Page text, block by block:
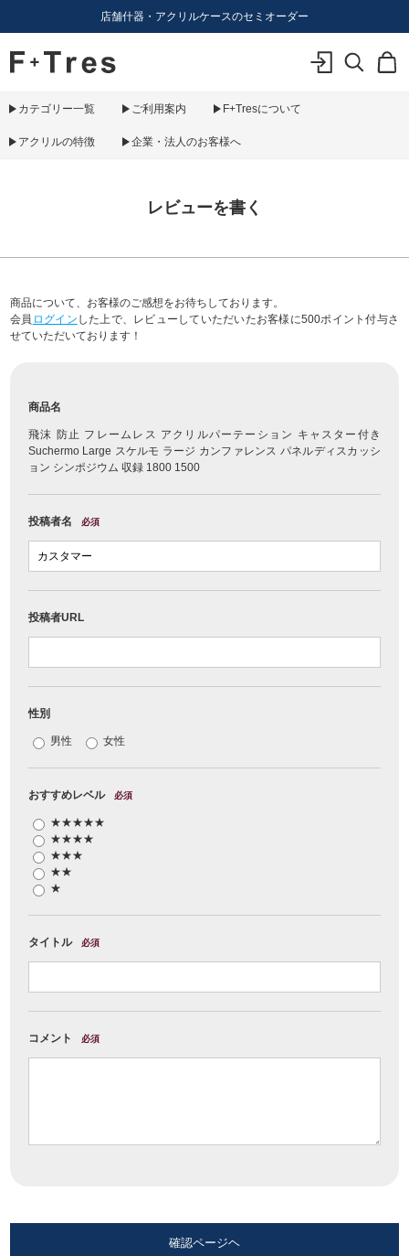
F+Tres｜エフ プラス トレス｜material figure experience
店舗什器・アクリルケースのセミオーダー
カテゴリー一覧 ご利用案内 F+Tresについて
アクリルの特徴 企業・法人のお客様へ
レビューを書く
商品について、お客様のご感想をお待ちしております。
会員 ログイン した上で、レビューしていただいたお客様に500ポイント付与さ
せていただいております！
商品名
飛沫 防止 フレームレス アクリルパーテーション キャスター付き
Suchermo Large スケルモ ラージ カンファレンス パネルディスカッシ
ョン シンポジウム 収録 1800 1500
投稿者名 必須
投稿者URL
性別
男性 女性
おすすめレベル 必須
★★★★★
★★★★
★★★
★★
★
タイトル 必須
コメント 必須
確認ページヘ